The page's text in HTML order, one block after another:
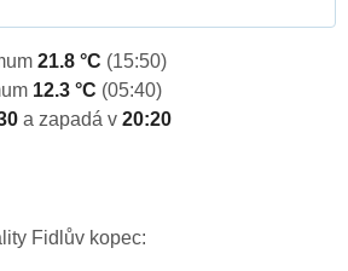
21.8 °C (15:50)
12.3 °C (05:40)
a zapadá v 20:20
Fidlův kopec: